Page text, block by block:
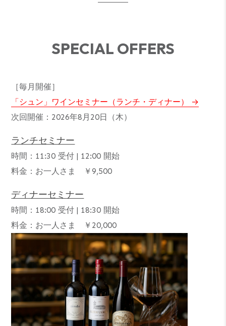
SPECIAL OFFERS
［毎月開催］
「シュン」ワインセミナー（ランチ・ディナー）
次回開催：2026年8月20日（木）
ランチセミナー
時間：11:30 受付 | 12:00 開始
料金：お一人さま ￥9,500
ディナーセミナー
時間：18:00 受付 | 18:30 開始
料金：お一人さま ￥20,000